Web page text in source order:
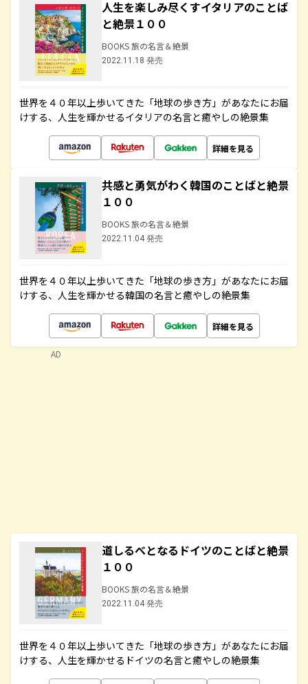
人生を楽しみ尽くすイタリアのことば
と絶景１００
BOOKS 旅の名言＆絶景
2022.11.18 発売
世界を４０年以上歩いてきた「地球の歩き方」があなたにお届
けする、人生を輝かせるイタリアの名言と癒やしの絶景集
詳細を見る
共感と勇気がわく韓国のことばと絶景
１００
BOOKS 旅の名言＆絶景
2022.11.04 発売
世界を４０年以上歩いてきた「地球の歩き方」があなたにお届
けする、人生を輝かせる韓国の名言と癒やしの絶景集
詳細を見る
道しるべとなるドイツのことばと絶景
１００
BOOKS 旅の名言＆絶景
2022.11.04 発売
世界を４０年以上歩いてきた「地球の歩き方」があなたにお届
けする、人生を輝かせるドイツの名言と癒やしの絶景集
AD